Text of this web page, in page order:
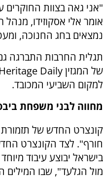
"אני גאה בצוות
אומר אלי אסקוזידו,
נמצאים בחג החנוכה,
תגלית החרבות התברגה
למקום השביעי המכובד.
מחווה לבני משפחת
קונצרט החדש של תזמורת
חורף". לצד הקונצרט
בישראל יבוצע עיבוד
מול הגלעד", שבו המילים